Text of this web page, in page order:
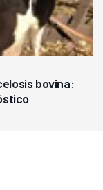
bovina: